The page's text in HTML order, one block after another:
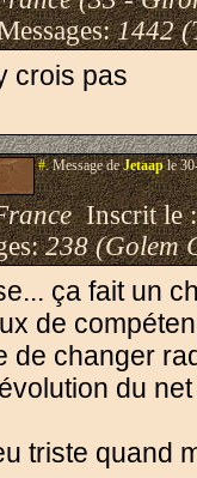
1442
crois pas
#.Message deJetaaple
Inscrit le
238 (Golem
ça fait un
de
de changer
du
triste quand